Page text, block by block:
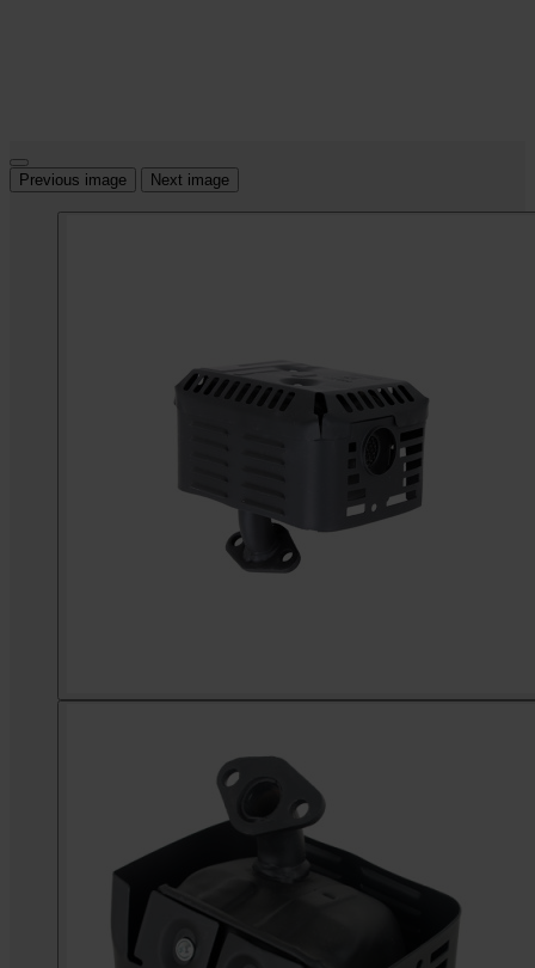
Previous image Next image